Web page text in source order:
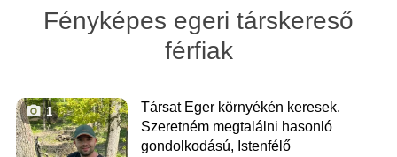
Fényképes egeri társkereső
férfiak
1
Társat Eger környékén keresek.
Szeretném megtalálni hasonló
gondolkodású, Istenfélő